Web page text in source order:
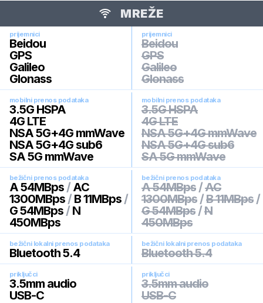
MREŽE
prijemnici
Beidou
GPS
Galileo
Glonass
prijemnici
Beidou
GPS
Galileo
Glonass
mobilni prenos podataka
3.5G HSPA
4G LTE
NSA 5G+4G mmWave
NSA 5G+4G sub6
SA 5G mmWave
mobilni prenos podataka
3.5G HSPA
4G LTE
NSA 5G+4G mmWave
NSA 5G+4G sub6
SA 5G mmWave
bežični prenos podataka
A 54MBps / AC
1300MBps / B 11MBps /
G 54MBps / N
450MBps
bežični prenos podataka
A 54MBps /AC
1300MBps /B 11MBps /
G 54MBps /N
450MBps
bežični lokalni prenos podataka
Bluetooth 5.4
bežični lokalni prenos podataka
Bluetooth 5.4
priključci
3.5mm audio
USB-C
priključci
3.5mm audio
USB-C